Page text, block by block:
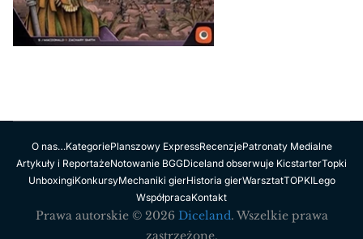
O nas…KategoriePlanszowy ExpressRecenzjePatronaty Medialne
Artykuły i ReportażeNotowanie BGGDiceland obserwuje KicstarterTopki
UnboxingiKonkursyMechaniki gierHistoria gierWarsztatTOPKILego
WspółpracaKontakt
Prawa autorskie © 2026 Diceland. Wszelkie prawa
zastrzeżone.